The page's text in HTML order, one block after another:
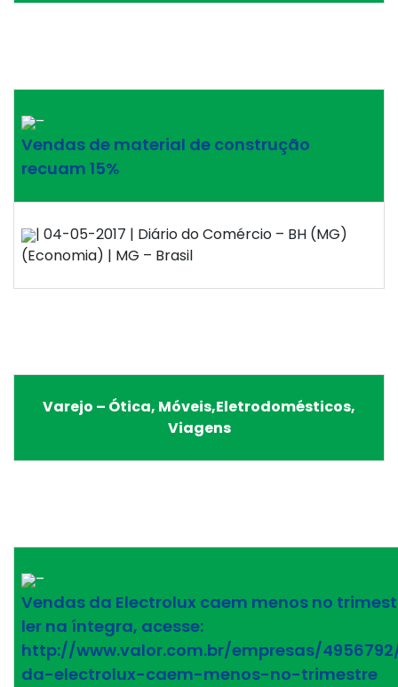
–
Vendas de material de construção
recuam 15%
| 04-05-2017 | Diário do Comércio – BH (MG)
(Economia) | MG – Brasil
Varejo – Ótica, Móveis,Eletrodomésticos,
Viagens
–
Vendas da Electrolux caem menos no
ler na íntegra, acesse:
http://www.valor.com.br/empresas/
da-electrolux-caem-menos-no-trimestre